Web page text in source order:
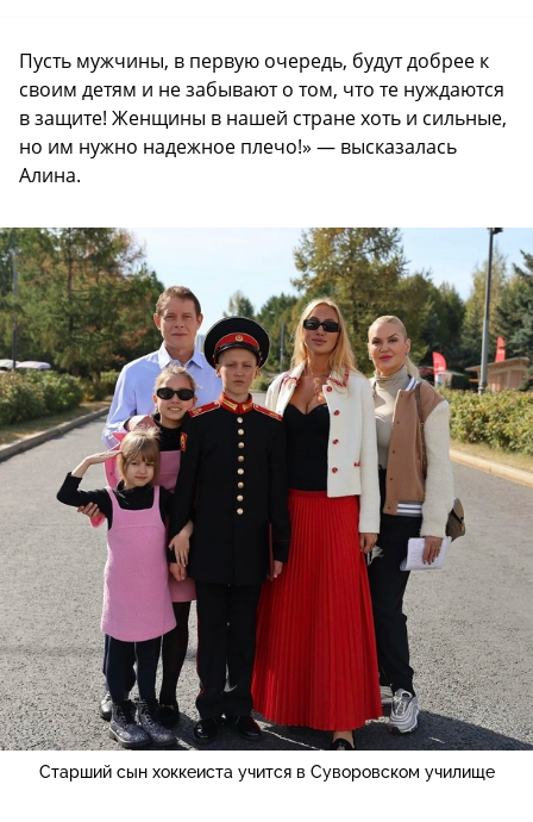
Пусть мужчины, в первую очередь, будут добрее к
своим детям и не забывают о том, что те нуждаются
в защите! Женщины в нашей стране хоть и сильные,
но им нужно надежное плечо!» — высказалась
Алина.
Старший сын хоккеиста учится в Суворовском училище